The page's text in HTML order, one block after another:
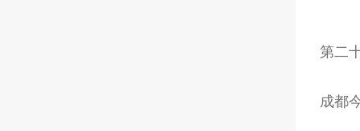
第二
成都